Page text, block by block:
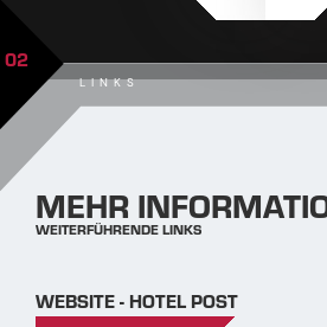
LINKS
02
MEHR
WEITERFÜHRENDE LINKS
WEBSITE - HOTEL POST